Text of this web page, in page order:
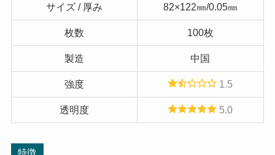
サイズ / 厚み 82×122㎜/0.05㎜
枚数 100枚
製造 中国
強度 1.5
透明度 5.0
特徴